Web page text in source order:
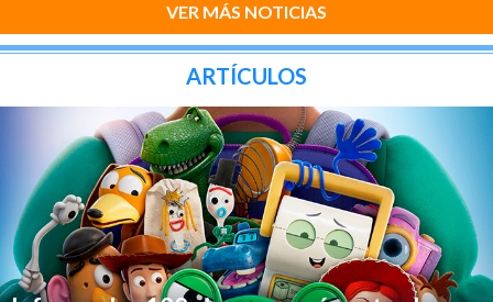
VER MÁS NOTICIAS
ARTÍCULOS